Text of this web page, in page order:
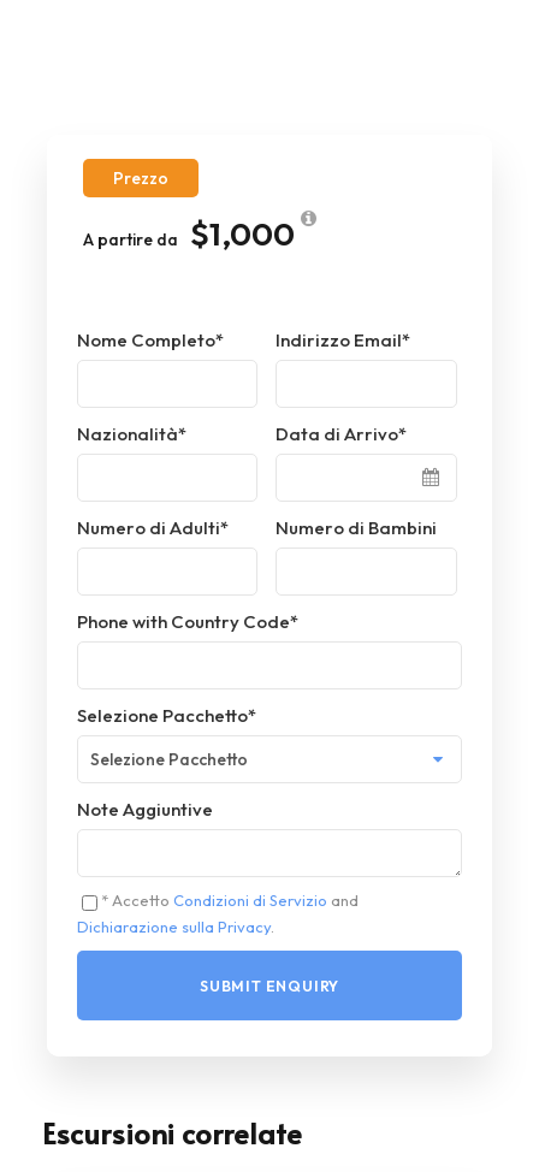
Prezzo
A partire da $1,000
Nome Completo* Indirizzo Email*
Nazionalità* Data di Arrivo*
Numero di Adulti* Numero di Bambini
Phone with Country Code*
Selezione Pacchetto*
Note Aggiuntive
* Accetto Condizioni di Servizio and
Dichiarazione sulla Privacy.
Escursioni correlate